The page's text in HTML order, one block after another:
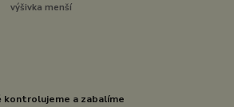
výšivka menší
kontrolujeme a zabalíme